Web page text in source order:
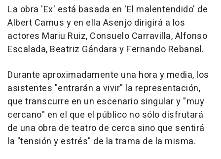
La obra 'Ex' está basada en 'El malentendido' de
Albert Camus y en ella Asenjo dirigirá a los
actores Mariu Ruiz, Consuelo Carravilla, Alfonso
Escalada, Beatriz Gándara y Fernando Rebanal.
Durante aproximadamente una hora y media, los
asistentes "entrarán a vivir" la representación,
que transcurre en un escenario singular y "muy
cercano" en el que el público no sólo disfrutará
de una obra de teatro de cerca sino que sentirá
la "tensión y estrés" de la trama de la misma.